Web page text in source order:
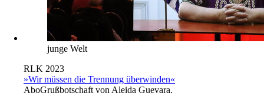
junge Welt
RLK 2023
»Wir müssen die Trennung überwinden«
AboGrußbotschaft von Aleida Guevara.